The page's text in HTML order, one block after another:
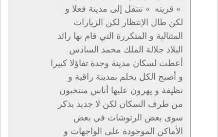
» قريته » تنتقل إلى مدينة فعلا و
لكن طال الإنتظار لكن الزيارات
المتتالية و المتكررة التي قام بها رائد
البلاد جلالة الملك محمد السادس
أعطت لسكان مدينة وجدة تفاؤلا كبيرا
و أصبح الكل يحلم بمدينة راقية و
نظيفة و يهرون عليها أناس منتخبون
من طرف السكان لكن لا جديد يذكر
سوى بعض الرتوشات في بعض
الأماكن الموجودة على الواجهات و